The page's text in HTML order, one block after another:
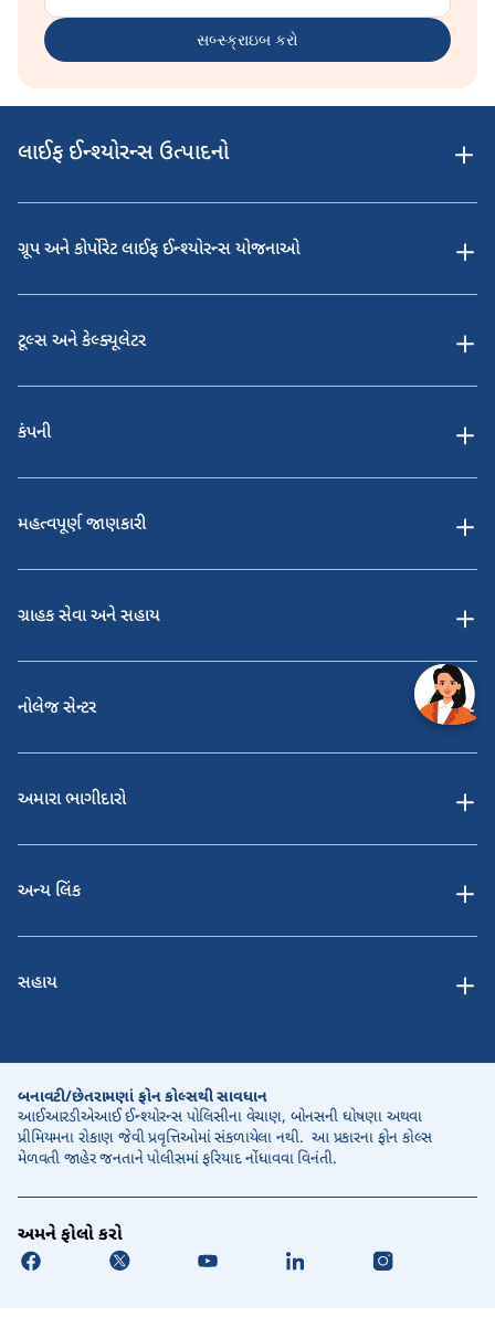
સબ્સ્ક્રાઇબ કરો
લાઈફ ઈન્શ્યોરન્સ ઉત્પાદનો
ગ્રૂપ અને કોર્પોરેટ લાઈફ ઈન્શ્યોરન્સ યોજનાઓ
ટૂલ્સ અને કેલ્ક્યૂલેટર
કંપની
મહત્વપૂર્ણ જાણકારી
ગ્રાહક સેવા અને સહાય
નોલેજ સેન્ટર
અમારા ભાગીદારો
અન્ય લિંક
સહાય
બનાવટી/છેતરામણાં ફોન કોલ્સથી સાવધાન
આઈઆરડીએઆઈ ઈન્શ્યોરન્સ પોલિસીના વેચાણ, બોનસની ઘોષણા અથવા
પ્રીમિયમના રોકાણ જેવી પ્રવૃત્તિઓમાં સંકળાયેલા નથી. આ પ્રકારના ફોન કોલ્સ
મેળવતી જાહેર જનતાને પોલીસમાં ફરિયાદ નોંધાવવા વિનંતી.
અમને ફોલો કરો